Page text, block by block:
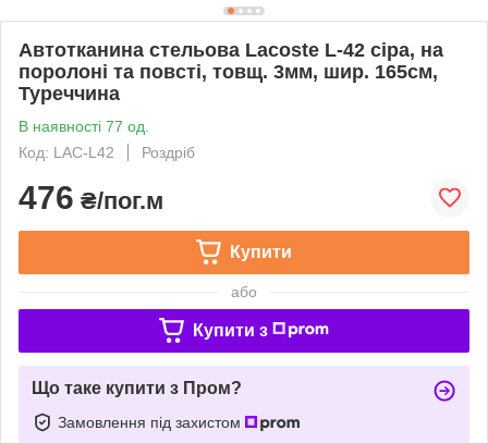
Автотканина стельова Lacoste L-42 сіра, на
поролоні та повсті, товщ. 3мм, шир. 165см,
Туреччина
В наявності 77 од.
Код: LAC-L42
Роздріб
476 ₴/пог.м
Купити
або
Купити з
Що таке купити з Пром?
Замовлення під захистом